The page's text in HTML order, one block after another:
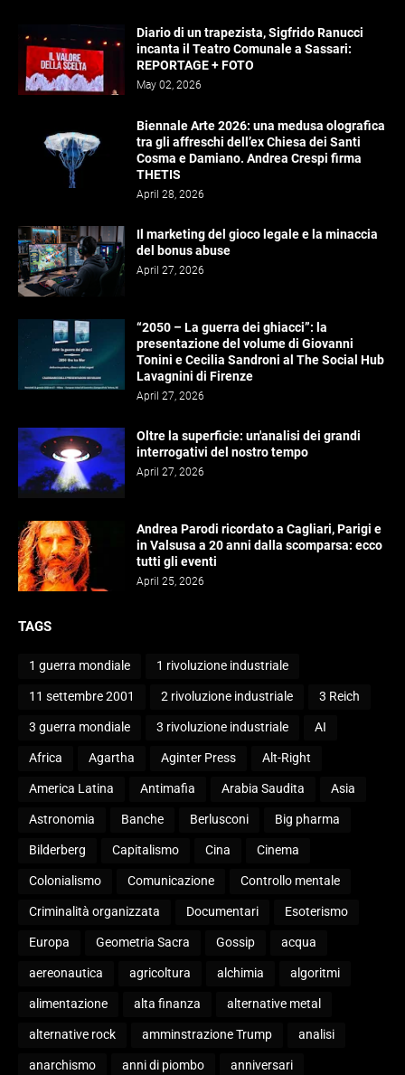
Diario di un trapezista, Sigfrido Ranucci
incanta il Teatro Comunale a Sassari:
REPORTAGE + FOTO
May 02, 2026
Biennale Arte 2026: una medusa olografica
tra gli affreschi dell’ex Chiesa dei Santi
Cosma e Damiano. Andrea Crespi firma
THETIS
April 28, 2026
Il marketing del gioco legale e la minaccia
del bonus abuse
April 27, 2026
“2050 – La guerra dei ghiacci”: la
presentazione del volume di Giovanni
Tonini e Cecilia Sandroni al The Social Hub
Lavagnini di Firenze
April 27, 2026
Oltre la superficie: un'analisi dei grandi
interrogativi del nostro tempo
April 27, 2026
Andrea Parodi ricordato a Cagliari, Parigi e
in Valsusa a 20 anni dalla scomparsa: ecco
tutti gli eventi
April 25, 2026
TAGS
1 guerra mondiale 1 rivoluzione industriale
11 settembre 2001 2 rivoluzione industriale 3 Reich
3 guerra mondiale 3 rivoluzione industriale AI
Africa Agartha Aginter Press Alt-Right
America Latina Antimafia Arabia Saudita Asia
Astronomia Banche Berlusconi Big pharma
Bilderberg Capitalismo Cina Cinema
Colonialismo Comunicazione Controllo mentale
Criminalità organizzata Documentari Esoterismo
Europa Geometria Sacra Gossip acqua
aereonautica agricoltura alchimia algoritmi
alimentazione alta finanza alternative metal
alternative rock amminstrazione Trump analisi
anarchismo anni di piombo anniversari